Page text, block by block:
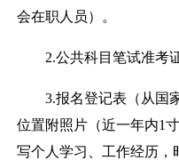
会在职人员）。
2.公共科目笔试准考
3.报名登记表（从国
位置附照片（近一年内1
写个人学习、工作经历，